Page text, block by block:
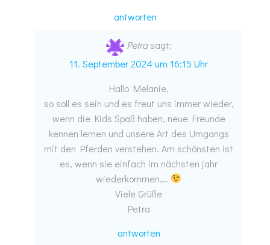
antworten
Petra sagt:
11. September 2024 um 16:15 Uhr
Hallo Melanie,
so soll es sein und es freut uns immer wieder,
wenn die Kids Spaß haben, neue Freunde
kennen lernen und unsere Art des Umgangs
mit den Pferden verstehen. Am schönsten ist
es, wenn sie einfach im nächsten jahr
wiederkommen….
Viele Grüße
Petra
antworten